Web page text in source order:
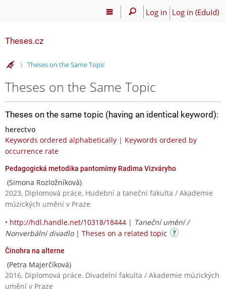
Log in Log in (EduId)
Theses.cz
>
Theses on the Same Topic
Theses on the Same Topic
Theses on the same topic (having an identical keyword):
herectvo
Keywords ordered alphabetically | Keywords ordered by
occurrence rate
Pedagogická metodika pantomímy Radima Vizváryho
(Simona Rozložníková)
2023, Diplomová práce, Hudební a taneční fakulta / Akademie
múzických umění v Praze
• http://hdl.handle.net/10318/18444 | Taneční umění /
Nonverbální divadlo| Theses on a related topic
Činohra na alterne
(Petra Majerčíková)
2016, Diplomová práce, Divadelní fakulta / Akademie múzických
umění v Praze